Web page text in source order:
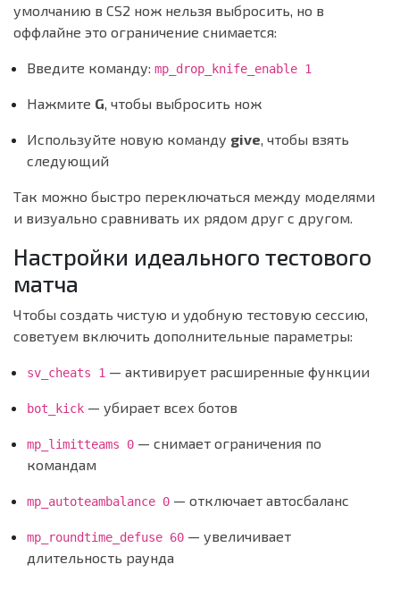
умолчанию в CS2 нож нельзя выбросить, но в
оффлайне это ограничение снимается:
Введите команду: mp_drop_knife_enable 1
Нажмите G, чтобы выбросить нож
Используйте новую команду give, чтобы взять
следующий
Так можно быстро переключаться между моделями
и визуально сравнивать их рядом друг с другом.
Настройки идеального тестового
матча
Чтобы создать чистую и удобную тестовую сессию,
советуем включить дополнительные параметры:
sv_cheats 1 — активирует расширенные функции
bot_kick — убирает всех ботов
mp_limitteams 0 — снимает ограничения по
командам
mp_autoteambalance 0 — отключает автосбаланс
mp_roundtime_defuse 60 — увеличивает
длительность раунда